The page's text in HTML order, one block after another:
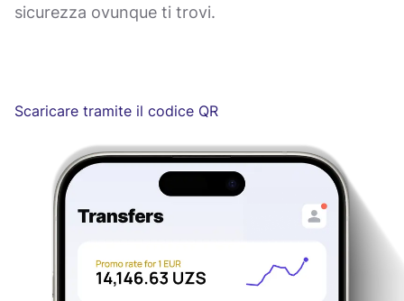
sicurezza ovunque ti trovi.
Scaricare tramite il codice QR